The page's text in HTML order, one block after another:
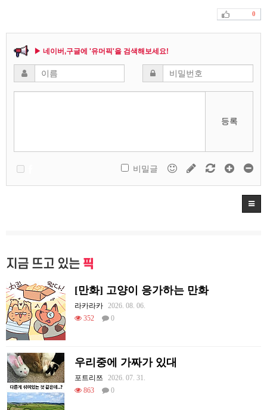
0
▶ 네이버,구글에 '유머픽'을 검색해보세요!
등록
비밀글
지금 뜨고 있는 픽
[만화] 고양이 응가하는 만화
라카라카 2026. 08. 06.
352
0
우리중에 가짜가 있대
포트리쯔
2026. 07. 31.
863
0